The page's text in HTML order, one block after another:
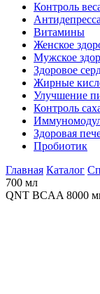
Контроль
Витамины
Женское
Мужское
Здоровое
Жирные
Улучшение
Контроль
Здоровая
Пробиотик
Главная Каталог
700 мл
QNT BCAA 8000